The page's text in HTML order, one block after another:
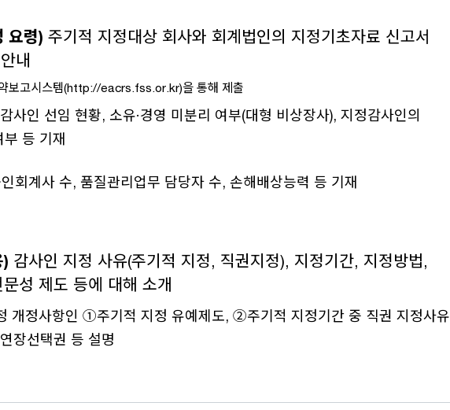
요령) 주기적 지정대상 회사와 회계법인의 지정기초자료 신고서
내
보고시스템(http://eacrs.fss.or.kr)을 통해 제출
사인 선임 현황, 소유·경영 미분리 여부(대형 비상장사), 지정감사인의
부 등 기재
회계사 수, 품질관리업무 담당자 수, 손해배상능력 등 기재
감사인 지정 사유(주기적 지정, 직권지정), 지정기간, 지정방법,
성 제도 등에 대해 소개
개정사항인 ①주기적 지정 유예제도, ②주기적 지정기간 중 직권 지정사유
장선택권 등 설명